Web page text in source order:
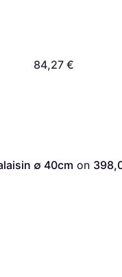
84,27 €
∅ 40cm on